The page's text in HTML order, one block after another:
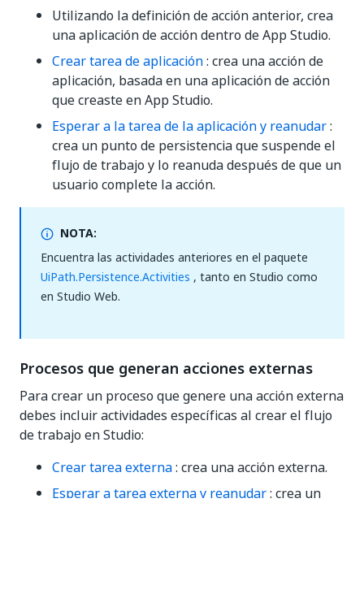
Utilizando la definición de acción anterior, crea
una aplicación de acción dentro de App Studio.
Crear tarea de aplicación: crea una acción de
aplicación, basada en una aplicación de acción
que creaste en App Studio.
Esperar a la tarea de la aplicación y reanudar:
crea un punto de persistencia que suspende el
flujo de trabajo y lo reanuda después de que un
usuario complete la acción.
NOTA:
Encuentra las actividades anteriores en el paquete
UiPath.Persistence.Activities , tanto en Studio como
en Studio Web.
Procesos que generan acciones externas
Para crear un proceso que genere una acción externa
debes incluir actividades específicas al crear el flujo
de trabajo en Studio:
Crear tarea externa: crea una acción externa.
Esperar a tarea externa y reanudar: crea un